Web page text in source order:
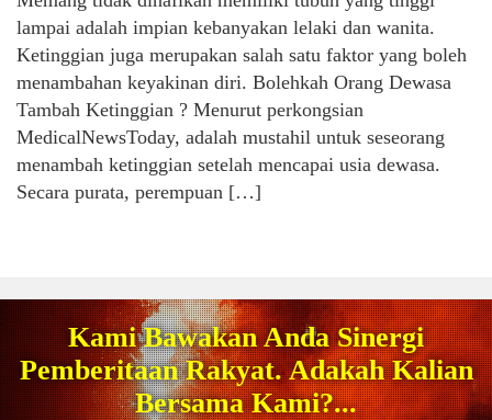
lampai adalah impian kebanyakan lelaki dan wanita.
Ketinggian juga merupakan salah satu faktor yang boleh
menambahan keyakinan diri. Bolehkah Orang Dewasa
Tambah Ketinggian ? Menurut perkongsian
MedicalNewsToday, adalah mustahil untuk seseorang
menambah ketinggian setelah mencapai usia dewasa.
Secara purata, perempuan […]
Kami Bawakan Anda Sinergi
Pemberitaan Rakyat. Adakah Kalian
Bersama Kami?...